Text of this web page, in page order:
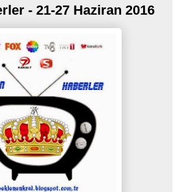
- 21-27 Haziran 2016